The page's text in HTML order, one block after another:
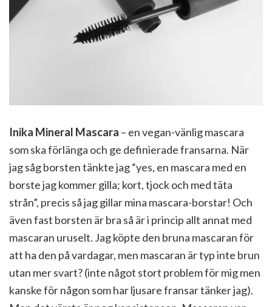
Inika Mineral Mascara – en vegan-vänlig mascara
som ska förlänga och ge definierade fransarna. När
jag såg borsten tänkte jag “yes, en mascara med en
borste jag kommer gilla; kort, tjock och med täta
strån”, precis så jag gillar mina mascara-borstar! Och
även fast borsten är bra så är i princip allt annat med
mascaran uruselt. Jag köpte den bruna mascaran för
att ha den på vardagar, men mascaran är typ inte brun
utan mer svart? (inte något stort problem för mig men
kanske för någon som har ljusare fransar tänker jag).